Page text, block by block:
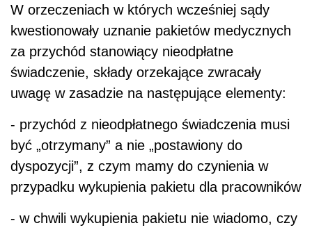
W orzeczeniach w których wcześniej sądy
kwestionowały uznanie pakietów medycznych
za przychód stanowiący nieodpłatne
świadczenie, składy orzekające zwracały
uwagę w zasadzie na następujące elementy:
- przychód z nieodpłatnego świadczenia musi
być „otrzymany” a nie „postawiony do
dyspozycji”, z czym mamy do czynienia w
przypadku wykupienia pakietu dla pracowników
- w chwili wykupienia pakietu nie wiadomo, czy